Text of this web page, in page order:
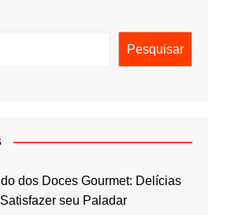
Pesquisar
dos Doces Gourmet: Delícias
seu Paladar